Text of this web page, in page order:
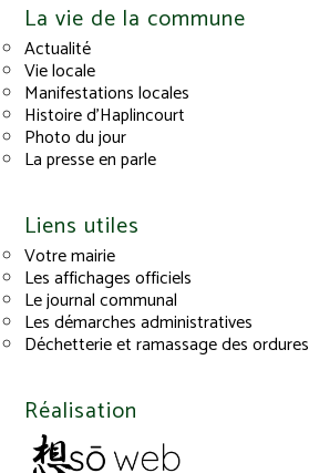
La vie de la commune
Actualité
Vie locale
Manifestations locales
Histoire d’Haplincourt
Photo du jour
La presse en parle
Liens utiles
Votre mairie
Les affichages officiels
Le journal communal
Les démarches administratives
Déchetterie et ramassage des ordures
Réalisation